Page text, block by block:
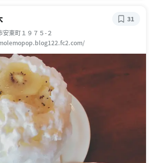
安東町１９７５-２
31